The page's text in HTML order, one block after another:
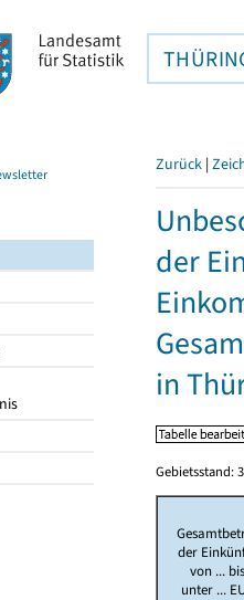
Zurück |
der
in
Gebietsstand:
der
von ...
unter ...